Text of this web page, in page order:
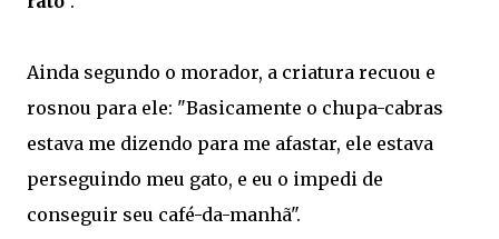
Ainda segundo o morador, a criatura recuou e
rosnou para ele: "Basicamente o chupa-cabras
estava me dizendo para me afastar, ele estava
perseguindo meu gato, e eu o impedi de
conseguir seu café-da-manhã".